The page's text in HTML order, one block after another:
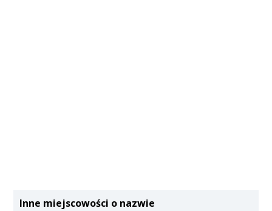
Inne miejscowości o nazwie